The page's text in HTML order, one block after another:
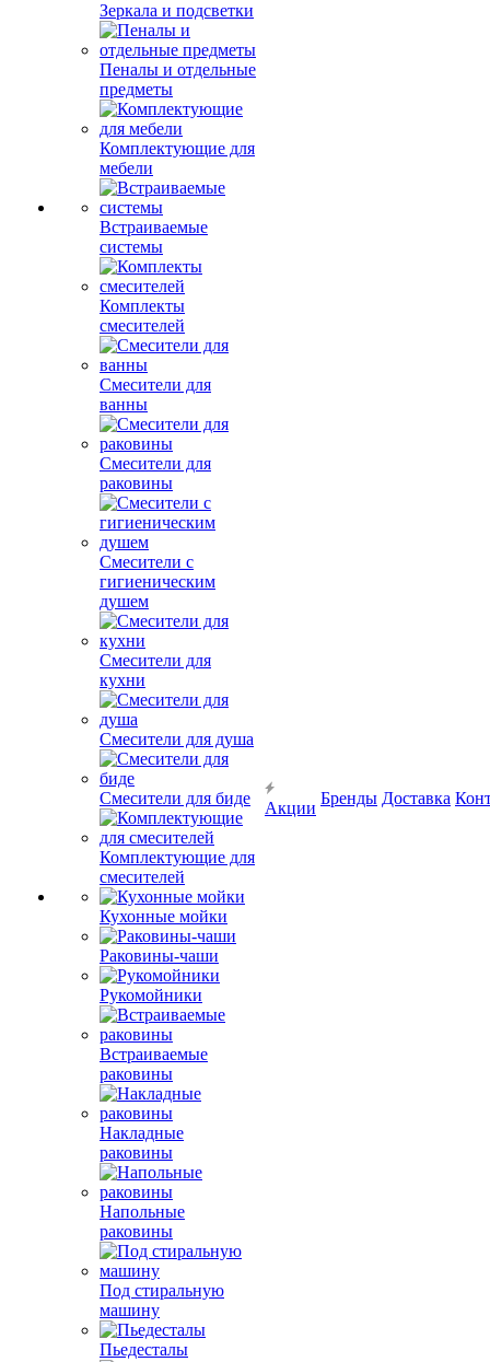
Зеркала и подсветки
Пеналы и отдельные
предметы
Комплектующие для
мебели
Встраиваемые
системы
Комплекты
смесителей
Смесители для
ванны
Смесители для
раковины
Смесители с
гигиеническим
душем
Смесители для
кухни
Смесители для душа
Смесители для биде
Комплектующие для
смесителей
Кухонные мойки
Раковины-чаши
Рукомойники
Встраиваемые
раковины
Накладные
раковины
Напольные
раковины
Под стиральную
машину
Пьедесталы
Акции
Бренды Доставка